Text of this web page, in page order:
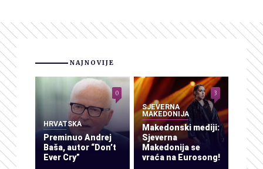
NAJNOVIJE
HRVATSKA
Preminuo Andrej
Baša, autor “Don’t
Ever Cry”
0
SJEVERNA
MAKEDONIJA
Makedonski mediji:
Sjeverna
Makedonija se
vraća na Eurosong!
3